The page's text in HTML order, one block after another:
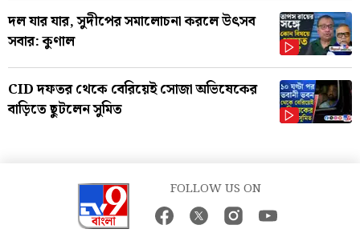
দল যার যার, সুদীপের সমালোচনা করলে উৎসব
সবার: কুণাল
CID দফতর থেকে বেরিয়েই সোজা অভিষেকের
বাড়িতে ছুটলেন সুমিত
FOLLOW US ON